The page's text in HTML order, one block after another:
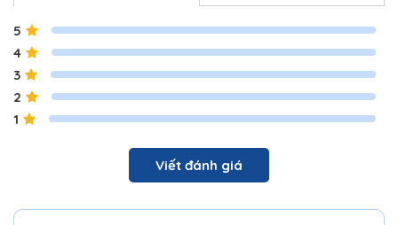
5
4
3
2
1
Viết đánh giá